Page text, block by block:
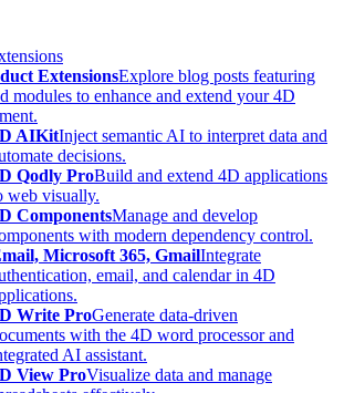
ExtensionsExplore blog posts featuring
modules to enhance and extend your 4D
AIKitInject semantic AI to interpret data and
decisions.
Qodly ProBuild and extend 4D applications
web visually.
ComponentsManage and develop
with modern dependency control.
Microsoft 365, GmailIntegrate
email, and calendar in 4D
Write ProGenerate data-driven
with the 4D word processor and
AI assistant.
View ProVisualize data and manage